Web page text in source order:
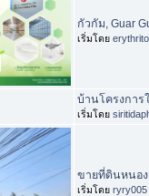
กัวกัม, Guar
เริ่มโดย
บ้านโครงการ
เริ่มโดย
ขายที่ดินหนอง
เริ่มโดย ryry005